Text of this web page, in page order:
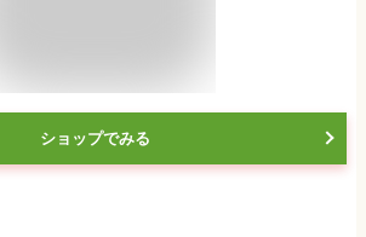
ショップでみる